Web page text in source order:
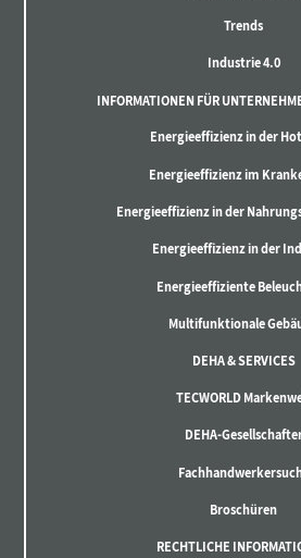
Trends
Industrie 4.0
INFORMATIONEN FÜR
Energieeffizienz in der
Energieeffizienz im
Energieeffizienz in der
Energieeffizienz in der
Energieeffiziente
Multifunktionale
DEHA & SERVICES
TECWORLD
DEHA-
Broschüren
RECHTLICHE